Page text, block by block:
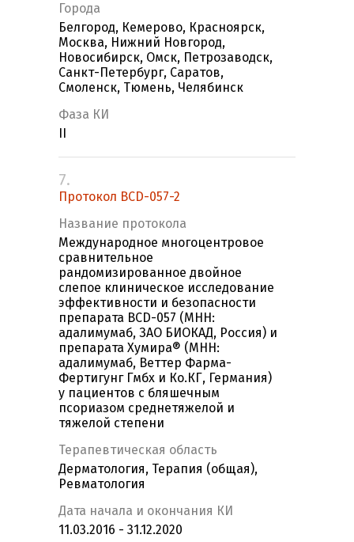
Города
Белгород, Кемерово, Красноярск,
Москва, Нижний Новгород,
Новосибирск, Омск, Петрозаводск,
Санкт-Петербург, Саратов,
Смоленск, Тюмень, Челябинск
Фаза КИ
7.
Протокол BCD-057-2
Название протокола
Международное многоцентровое
сравнительное
рандомизированное двойное
слепое клиническое исследование
эффективности и безопасности
препарата BCD-057 (МНН:
адалимумаб, ЗАО БИОКАД, Россия) и
препарата Хумира® (МНН:
адалимумаб, Веттер Фарма-
Фертигунг Гмбх и Ко.КГ, Германия)
у пациентов с бляшечным
псориазом среднетяжелой и
тяжелой степени
Терапевтическая область
Дерматология, Терапия (общая),
Ревматология
Дата начала и окончания КИ
11.03.2016 - 31.12.2020